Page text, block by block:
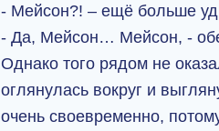
- Мейсон?! – ещё больше
- Да, Мейсон… Мейсон, -
Однако того рядом не
оглянулась вокруг и
очень своевременно,